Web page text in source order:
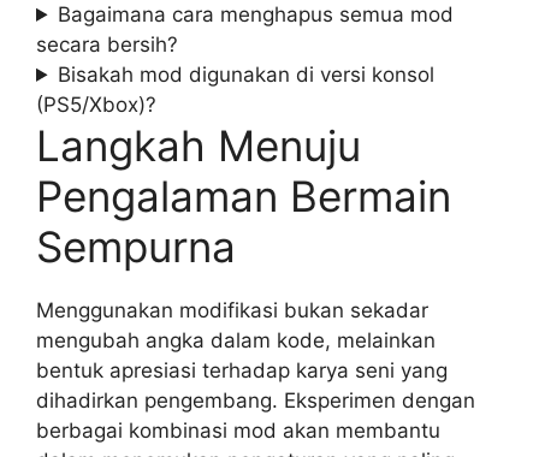
Bagaimana cara menghapus semua mod
secara bersih?
Bisakah mod digunakan di versi konsol
(PS5/Xbox)?
Langkah Menuju
Pengalaman Bermain
Sempurna
Menggunakan modifikasi bukan sekadar
mengubah angka dalam kode, melainkan
bentuk apresiasi terhadap karya seni yang
dihadirkan pengembang. Eksperimen dengan
berbagai kombinasi mod akan membantu